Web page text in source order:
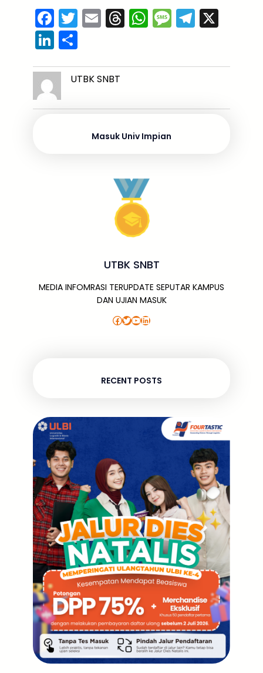
F
a
c
e
b
o
T
w
er
E
m
l
T
hr
a
s
W
h
ts
p
p
M
e
s
g
T
el
gr
m
Li
n
k
e
dI
ar
UTBK SNBT
Masuk Univ Impian
UTBK SNBT
MEDIA INFOMRASI TERUPDATE SEPUTAR KAMPUS
DAN UJIAN MASUK
Facebook Twitter YouTube LinkedIn
RECENT POSTS